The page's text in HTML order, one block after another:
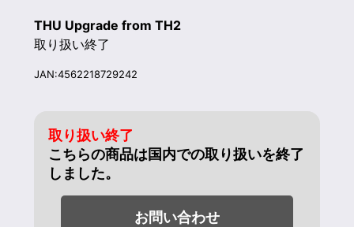
THU Upgrade from TH2
取り扱い終了
JAN:4562218729242
取り扱い終了
こちらの商品は国内での取り扱いを終了
しました。
お問い合わせ